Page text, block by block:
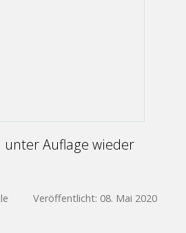
unter Auflage wieder
Veröffentlicht: 08. Mai 2020